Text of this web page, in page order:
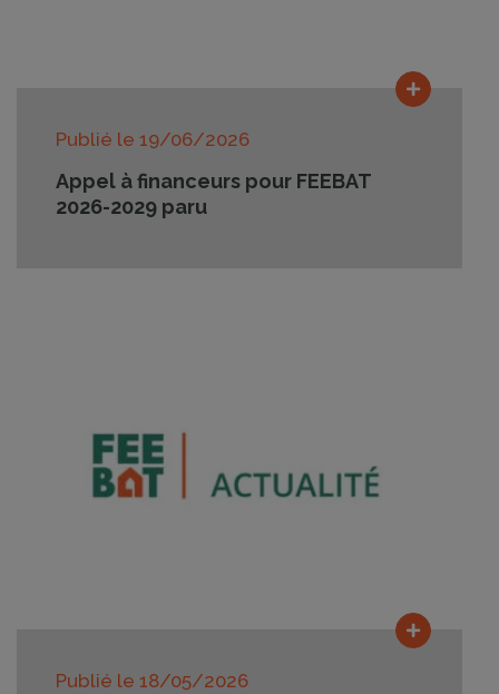
Publié le 19/06/2026
Appel à financeurs pour FEEBAT
2026-2029 paru
Lire la
Publié le 18/05/2026
Lire la